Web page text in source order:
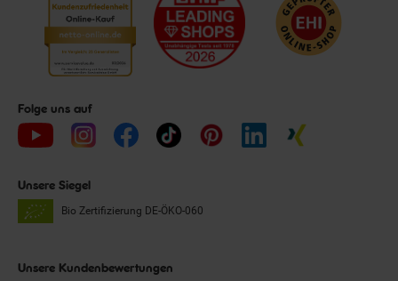
Folge uns auf
Unsere Siegel
Bio Zertifizierung DE-ÖKO-060
Unsere Kundenbewertungen